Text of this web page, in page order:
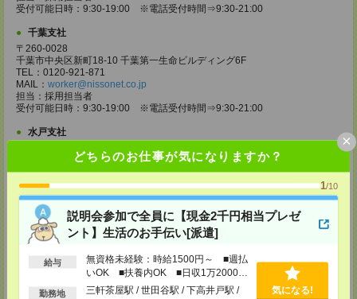
どちらのお仕事が気になりますか？
1/10
説明会参加で全員に【現金2千円相当プレゼ
ント】生活のお手伝い[派遣]
給与
無資格未経験：時給1500円～ ■週払
いOK ■扶養内OK ■日収1万2000円
以上
勤務地
三軒茶屋駅 / 世田谷駅 / 下高井戸駅 /
気になる!
×
受付可能日時：9:30-19:00 ※電話受付時間⇒9:30-21:00
千葉支社
〒260-0028
千葉市中央区新町18-10 千葉第一生命ビルディング6F
TEL：0120-921-871
MAIL： worker@nissonet.co.jp
担当：採用担当者
受付可能日時：9:30-19:00 ※電話受付時間⇒9:30-21:00
水戸支社
〒310-0011 茨城県水戸市三の丸1-4-73 水戸京成ビル4F
TEL：0120-921-871
MAIL：worker@nissonet.co.jp
担当：採用担当者
受付可能日時：9:30-19:00 ※電話受付時間⇒9:30-21:00
宇都宮支社
〒320-0811 栃木県宇都宮市大通り1-2-11 フコク生命ビル4F
TEL：0120-921-871
MAIL：worker@nissonet.co.jp
担当：採用担当者
受付可能日時：9:30-19:00 ※電話受付時間⇒9:30-21:00